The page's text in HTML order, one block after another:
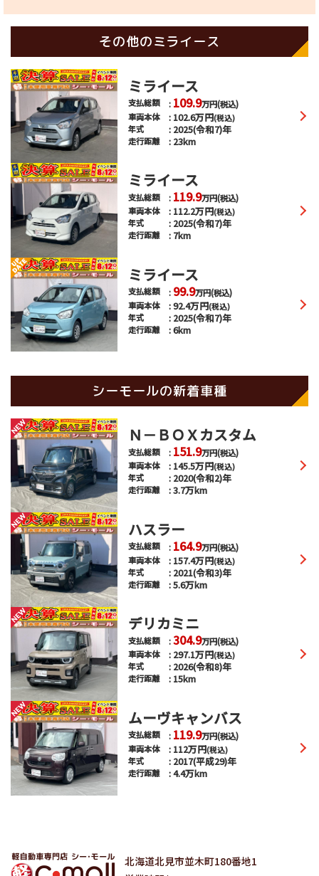
その他のミライース
ミライース
支払総額 109.9万円(税込)
車両本体
102.6万円(税込)
年式 2025(令和7)年
走行距離 23km
ミライース
支払総額 119.9万円(税込)
車両本体
112.2万円(税込)
年式 2025(令和7)年
走行距離 7km
ミライース
支払総額 99.9万円(税込)
車両本体
92.4万円(税込)
年式 2025(令和7)年
走行距離 6km
シーモールの新着車種
Ｎ－ＢＯＸカスタム
支払総額 151.9万円(税込)
車両本体
145.5万円(税込)
年式 2020(令和2)年
走行距離 3.7万km
ハスラー
支払総額 164.9万円(税込)
車両本体
157.4万円(税込)
年式 2021(令和3)年
走行距離 5.6万km
デリカミニ
支払総額 304.9万円(税込)
車両本体
297.1万円(税込)
年式 2026(令和8)年
走行距離 15km
ムーヴキャンバス
支払総額 119.9万円(税込)
車両本体
112万円(税込)
年式 2017(平成29)年
走行距離 4.4万km
北海道北見市並木町180番地1